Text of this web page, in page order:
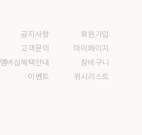
공지사항
고객문의
멤버십혜택안내
이벤트
회원가입
마이페이지
장바구니
위시리스트